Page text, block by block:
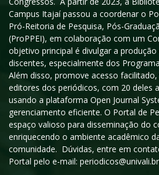
Campus Itajaí passou a coordenar o
Pró-Reitoria de Pesquisa, Pós-
(ProPPEI), em colaboração com um
objetivo principal é divulgar a
discentes, especialmente dos
Além disso, promove acesso
editores dos periódicos, com 20 deles
usando a plataforma Open Journal
gerenciamento eficiente. O Portal de
espaço valioso para disseminação do
enriquecendo o ambiente acadêmico
comunidade. Dúvidas, entre em
Portal pelo e-mail: periodicos@univali.br